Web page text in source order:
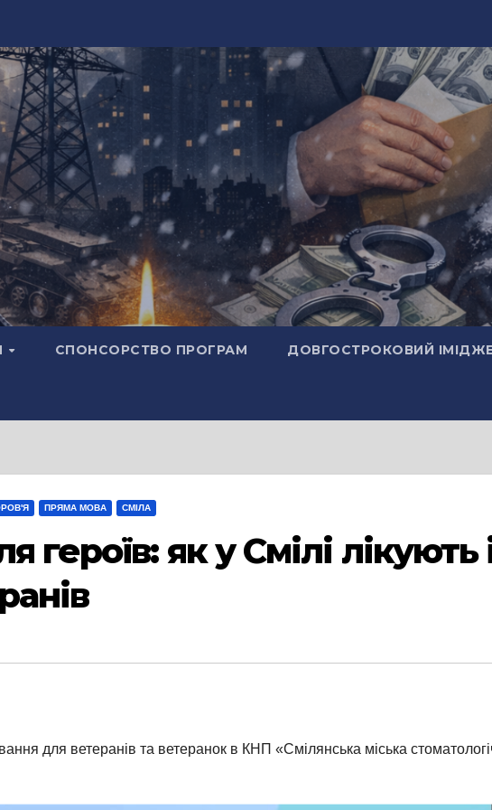
СПОНСОРСТВО ПРОГРАМ ДОВГОСТРОКОВИЙ
ПРЯМА МОВА СМІЛА
героїв: як у Смілі лікують
для ветеранів та ветеранок в КНП «Смілянська міська